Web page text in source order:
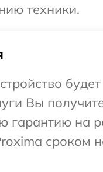
техники.
Вы
гарантию на
сроком